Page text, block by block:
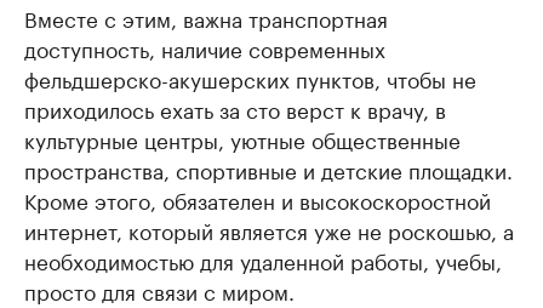
Вместе с этим, важна транспортная
доступность, наличие современных
фельдшерско-акушерских пунктов, чтобы не
приходилось ехать за сто верст к врачу, в
культурные центры, уютные общественные
пространства, спортивные и детские площадки.
Кроме этого, обязателен и высокоскоростной
интернет, который является уже не роскошью, а
необходимостью для удаленной работы, учебы,
просто для связи с миром.